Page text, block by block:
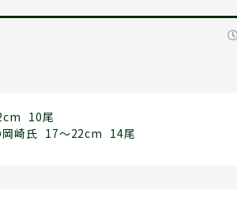
10尾
崎氏 17～22cm 14尾